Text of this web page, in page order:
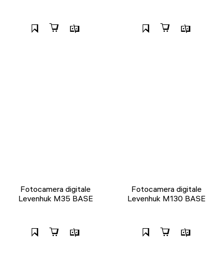
Fotocamera digitale
Levenhuk M35 BASE
Fotocamera digitale
Levenhuk M130 BASE